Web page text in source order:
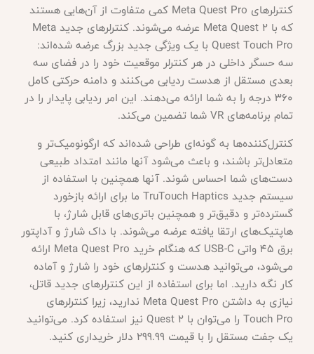
کنترلرهای Meta Quest Pro کمی متفاوت از آن‌هایی هستند
که با Meta Quest 2 عرضه می‌شوند. کنترلرهای جدید Meta
Quest Touch Pro با یک ویژگی جدید بزرگ عرضه شده‌اند:
سه حسگر داخلی در هر کنترلر موقعیت خود را در فضای سه
بعدی مستقل از هدست ردیابی می‌کنند و دامنه حرکتی کامل
360 درجه را به شما ارائه می‌دهند. این امر ردیابی پایدار را در
تمام برنامه‌های VR شما تضمین می‌کند.
کنترل‌کننده‌ها به گونه‌ای طراحی شده‌اند که ارگونومیک‌تر و
متعادل‌تر باشند، و باعث می‌شود آنها مانند امتداد طبیعی
دست‌های شما احساس شوند. آنها همچنین با استفاده از
سیستم جدید TruTouch Haptics ما برای ارائه بازخورد
گسترده‌تر و دقیق‌تر و همچنین باتری‌های قابل شارژ، با
هاپتیک‌های ارتقا یافته عرضه می‌شوند. با داک شارژ و آداپتور
برق 45 واتی USB-C که هنگام خرید Meta Quest Pro ارائه
می‌شود، می‌توانید هدست و کنترلرهای خود را شارژ و آماده
کار نگه دارید. اما برای استفاده از این کنترلرهای جدید قاتل،
نیازی به داشتن Meta Quest Pro ندارید، زیرا کنترلرهای
Touch Pro را می‌توان با Quest 2 نیز استفاده کرد. می‌توانید
یک جفت مستقل را با قیمت 299.99 دلار خریداری کنید.